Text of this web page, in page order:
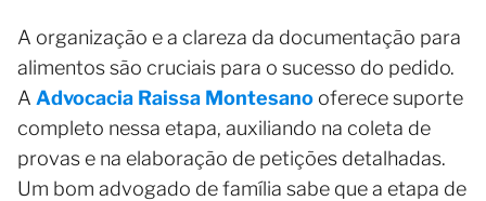
A organização e a clareza da documentação para
alimentos são cruciais para o sucesso do pedido.
A Advocacia Raissa Montesano oferece suporte
completo nessa etapa, auxiliando na coleta de
provas e na elaboração de petições detalhadas.
Um bom advogado de família sabe que a etapa de